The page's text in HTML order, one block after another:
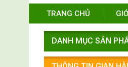
TRANG CHỦ
DANH MỤC SẢN